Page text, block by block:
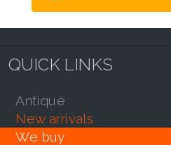
QUICK LINKS
antique
new arrivals
we buy